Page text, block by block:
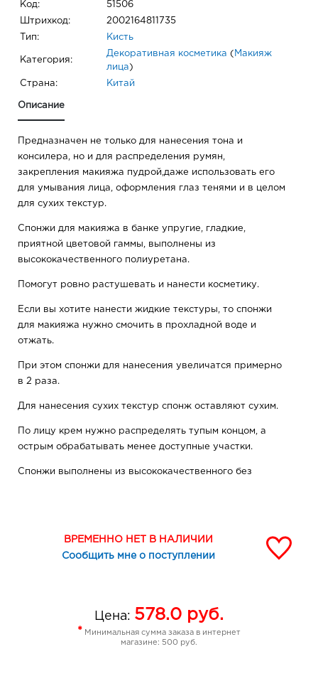
Код: 51506
Штрихкод: 2002164811735
Тип: Кисть
Категория:
Декоративная косметика ( Макияж
лица )
Страна: Китай
Описание
Предназначен не только для нанесения тона и
консилера, но и для распределения румян,
закрепления макияжа пудрой,даже использовать его
для умывания лица, оформления глаз тенями и в целом
для сухих текстур.
Спонжи для макияжа в банке упругие, гладкие,
приятной цветовой гаммы, выполнены из
высококачественного полиуретана.
Помогут ровно растушевать и нанести косметику.
Если вы хотите нанести жидкие текстуры, то спонжи
для макияжа нужно смочить в прохладной воде и
отжать.
При этом спонжи для нанесения увеличатся примерно
в 2 раза.
Для нанесения сухих текстур спонж оставляют сухим.
По лицу крем нужно распределять тупым концом, а
острым обрабатывать менее доступные участки.
Спонжи выполнены из высококачественного без
труднодоступные участки.
Рекомендуем обязательно мыть спонжик после
каждого использования и сушить без футляра или
ВРЕМЕННО НЕТ В НАЛИЧИИ
Сообщить мне о поступлении
Цена: 578.0 руб.
* Минимальная сумма заказа в интернет
магазине: 500 руб.